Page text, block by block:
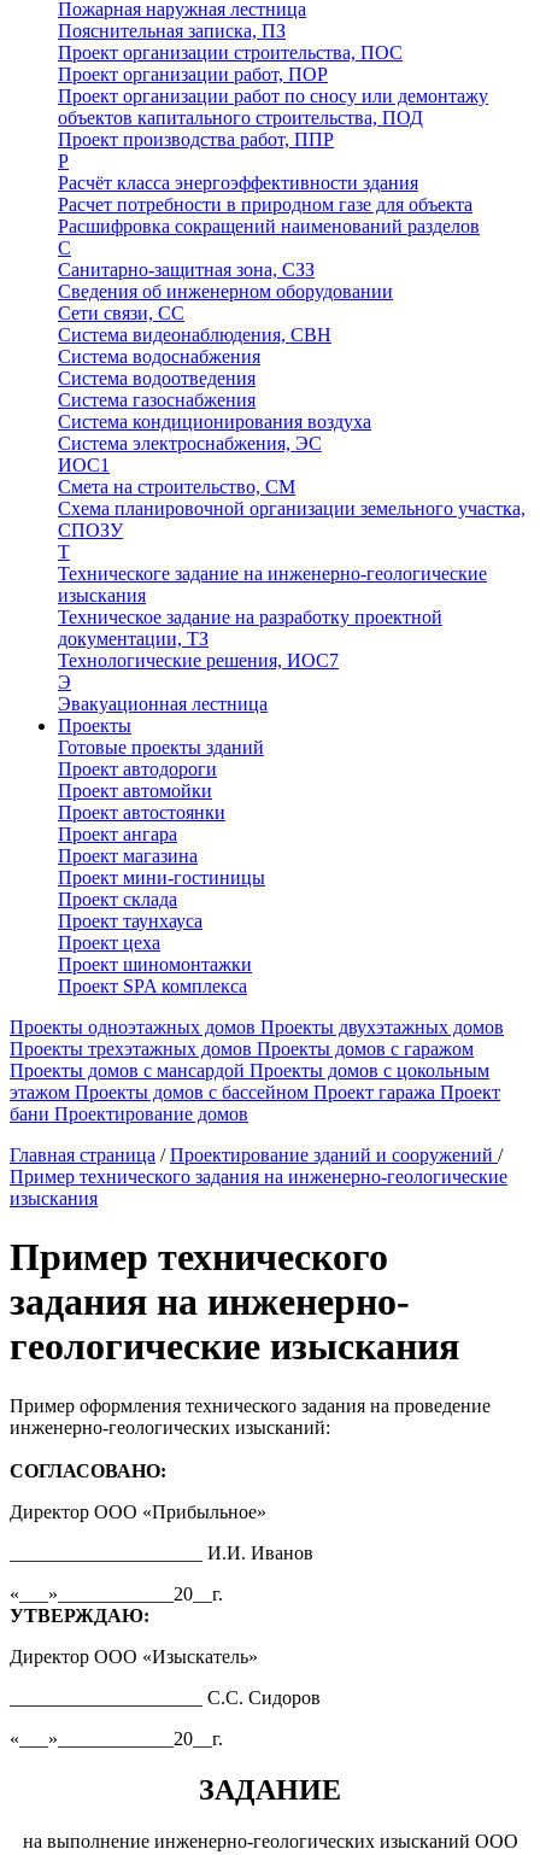
Пожарная наружная лестница
Пояснительная записка, ПЗ
Проект организации строительства, ПОС
Проект организации работ, ПОР
Проект организации работ по сносу или демонтажу
объектов капитального строительства, ПОД
Проект производства работ, ППР
Р
Расчёт класса энергоэффективности здания
Расчет потребности в природном газе для объекта
Расшифровка сокращений наименований разделов
С
Санитарно-защитная зона, СЗЗ
Сведения об инженерном оборудовании
Сети связи, СС
Система видеонаблюдения, СВН
Система водоснабжения
Система водоотведения
Система газоснабжения
Система кондиционирования воздуха
Система электроснабжения, ЭС
ИОС1
Смета на строительство, СМ
Схема планировочной организации земельного участка,
СПОЗУ
Т
Техническоге задание на инженерно-геологические
изыскания
Техническое задание на разработку проектной
документации, ТЗ
Технологические решения, ИОC7
Э
Эвакуационная лестница
Проекты
Готовые проекты зданий
Проект автодороги
Проект автомойки
Проект автостоянки
Проект ангара
Проект магазина
Проект мини-гостиницы
Проект склада
Проект таунхауса
Проект цеха
Проект шиномонтажки
Проект SPA комплекса
Проекты одноэтажных домов Проекты двухэтажных домов
Проекты трехэтажных домов Проекты домов с гаражом
Проекты домов с мансардой Проекты домов с цокольным
этажом Проекты домов с бассейном Проект гаража Проект
бани Проектирование домов
Главная страница / Проектирование зданий и сооружений /
Пример технического задания на инженерно-геологические
изыскания
Пример технического
задания на инженерно-
геологические изыскания
Пример оформления технического задания на проведение
инженерно-геологических изысканий:
СОГЛАСОВАНО:
Директор ООО «Прибыльное»
____________________ И.И. Иванов
«___»____________20__г.
УТВЕРЖДАЮ:
Директор ООО «Изыскатель»
____________________ С.С. Сидоров
«___»____________20__г.
ЗАДАНИЕ
на выполнение инженерно-геологических изысканий ООО